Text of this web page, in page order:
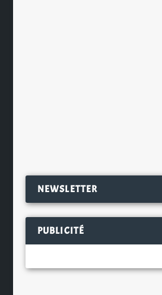
NEWSLETTER
PUBLICITÉ